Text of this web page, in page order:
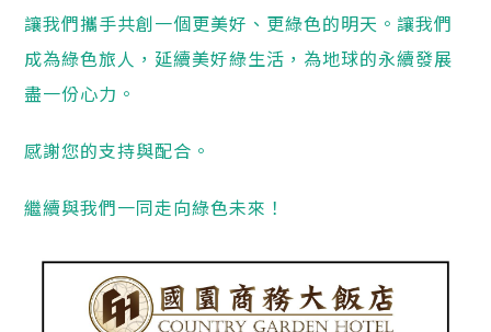
讓我們攜手共創一個更美好、更綠色的明天。讓我們
成為綠色旅人，延續美好綠生活，為地球的永續發展
盡一份心力。
感謝您的支持與配合。
繼續與我們一同走向綠色未來！